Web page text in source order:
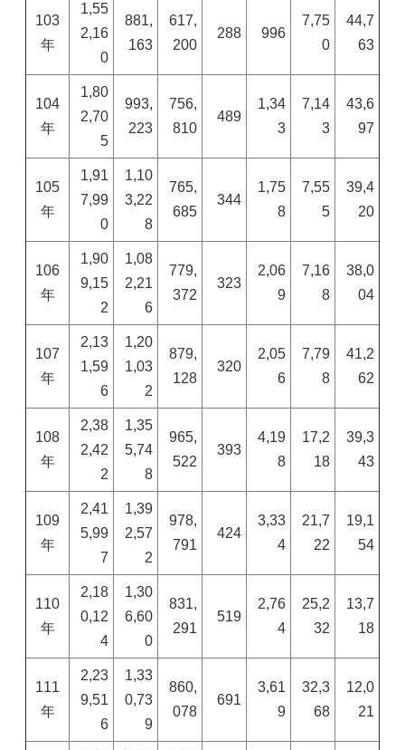
103
年
1,55
2,16
0
881,
163
617,
200
288 996
7,75
0
44,7
63
104
年
1,80
2,70
5
993,
223
756,
810
489
1,34
3
7,14
3
43,6
97
105
年
1,91
7,99
0
1,10
3,22
8
765,
685
344
1,75
8
7,55
5
39,4
20
106
年
1,90
9,15
2
1,08
2,21
6
779,
372
323
2,06
9
7,16
8
38,0
04
107
年
2,13
1,59
6
1,20
1,03
2
879,
128
320
2,05
6
7,79
8
41,2
62
108
年
2,38
2,42
2
1,35
5,74
8
965,
522
393
4,19
8
17,2
18
39,3
43
109
年
2,41
5,99
7
1,39
2,57
2
978,
791
424
3,33
4
21,7
22
19,1
54
110
年
2,18
0,12
4
1,30
6,60
0
831,
291
519
2,76
4
25,2
32
13,7
18
111
年
2,23
9,51
6
1,33
0,73
9
860,
078
691
3,61
9
32,3
68
12,0
21